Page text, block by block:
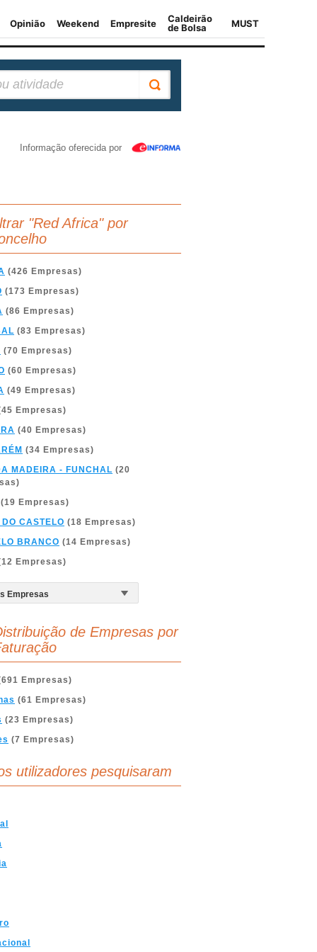
Informação oferecida por
"Red Africa" por
(426 Empresas)
(173 Empresas)
(86 Empresas)
(83 Empresas)
(70 Empresas)
(60 Empresas)
(49 Empresas)
Empresas)
(40 Empresas)
(34 Empresas)
MADEIRA - FUNCHAL (20
(19 Empresas)
CASTELO (18 Empresas)
BRANCO (14 Empresas)
Empresas)
de Empresas por
Empresas)
(61 Empresas)
(23 Empresas)
(7 Empresas)
utilizadores pesquisaram